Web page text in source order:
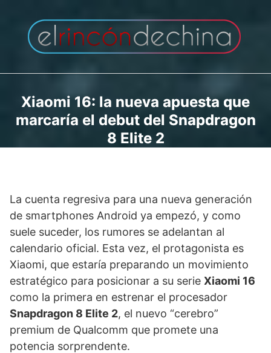
contenido
Xiaomi 16: la nueva apuesta que
marcaría el debut del Snapdragon
8 Elite 2
La cuenta regresiva para una nueva generación
de smartphones Android ya empezó, y como
suele suceder, los rumores se adelantan al
calendario oficial. Esta vez, el protagonista es
Xiaomi, que estaría preparando un movimiento
estratégico para posicionar a su serie Xiaomi 16
como la primera en estrenar el procesador
Snapdragon 8 Elite 2, el nuevo “cerebro”
premium de Qualcomm que promete una
potencia sorprendente.